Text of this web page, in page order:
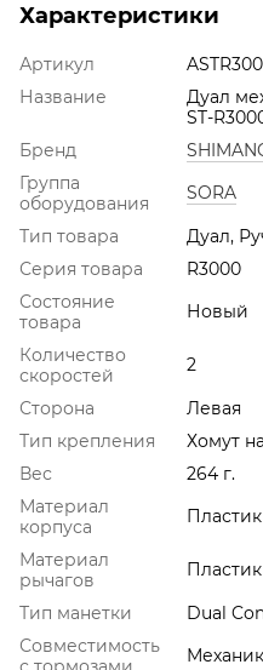
Характеристики
Артикул
Название
Дуал
ST-
Бренд
Группа
оборудования
SORA
Тип товара
Дуал,
Серия товара
R3000
Состояние
товара
Новый
Количество
скоростей
2
Сторона
Левая
Тип крепления
Хомут
Вес
264 г.
Материал
корпуса
Пластик
Материал
рычагов
Пластик
Тип манетки
Dual
Совместимость